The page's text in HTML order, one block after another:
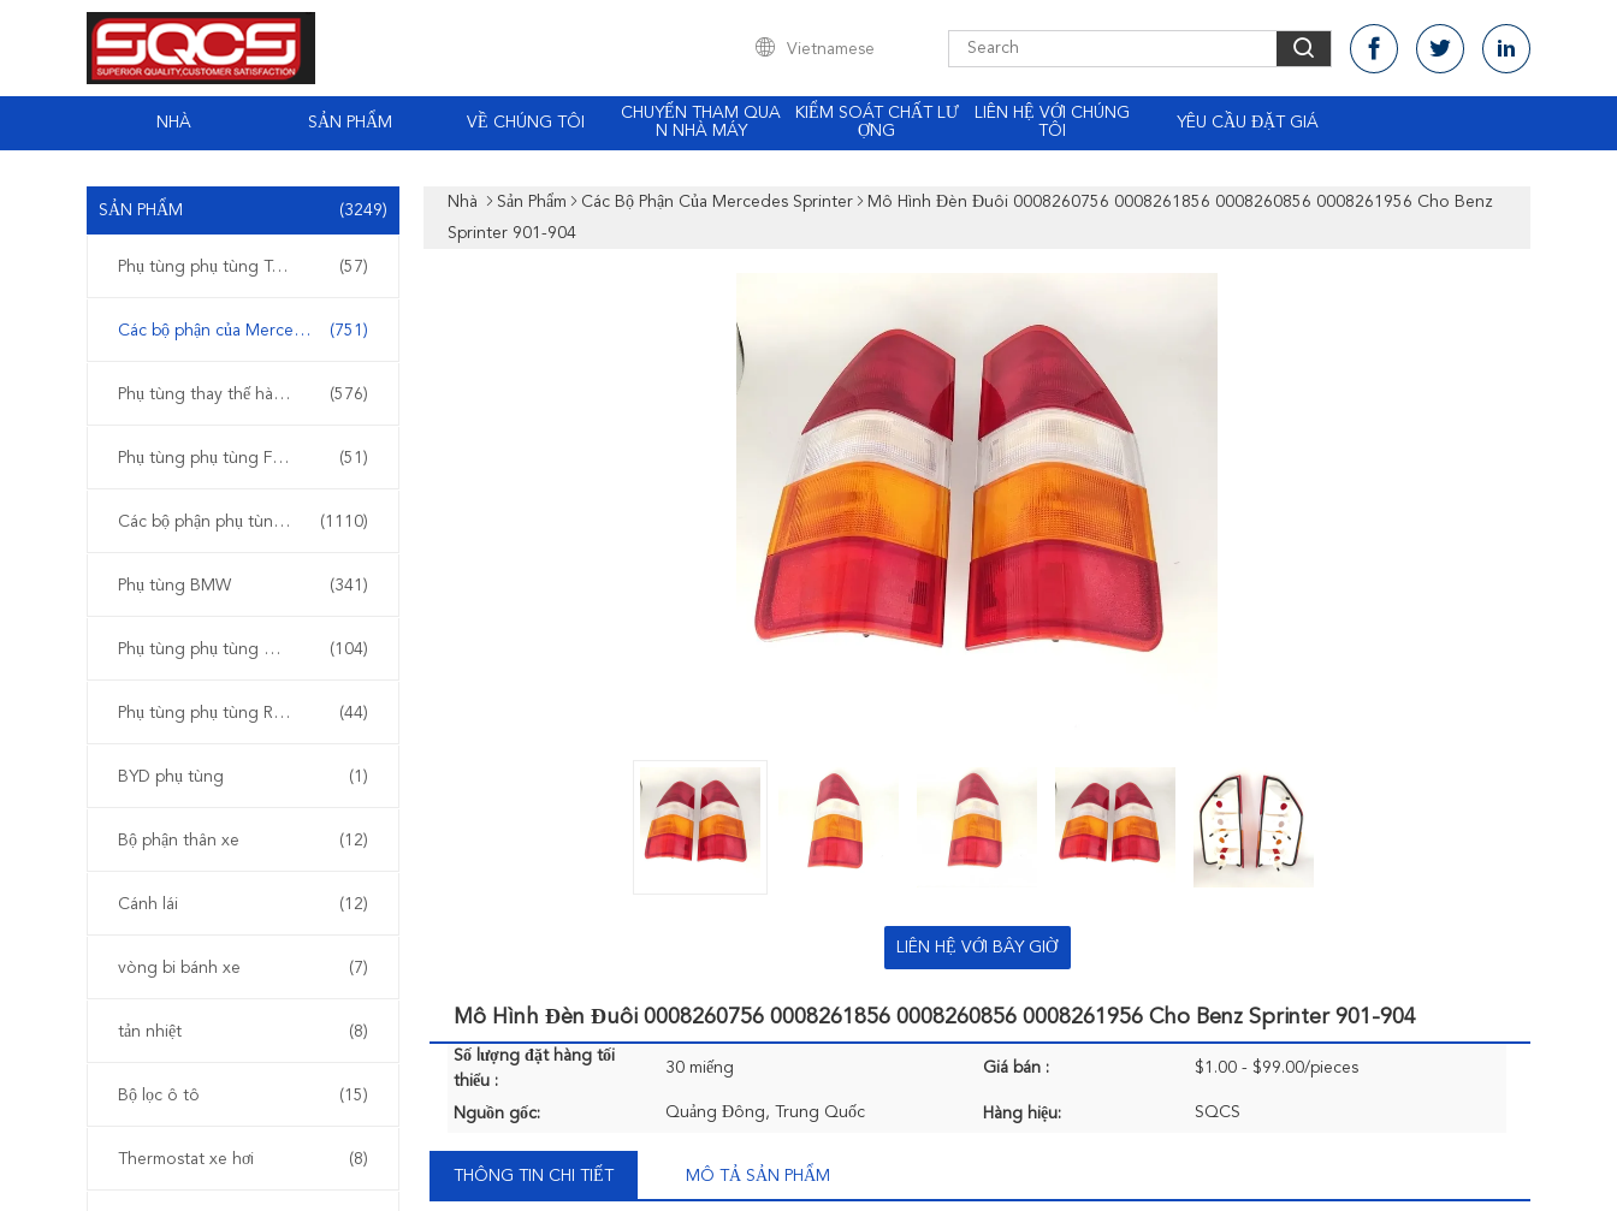
Vietnamese
NHÀ SẢN PHẨM VỀ CHÚNG TÔI
CHUYẾN THAM QUA
N NHÀ MÁY
KIỂM SOÁT CHẤT LƯ
ỢNG
LIÊN HỆ VỚI CHÚNG
TÔI
YÊU CẦU ĐẶT GIÁ
SẢN PHẨM (3249)
Phụ tùng phụ tùng Tesla (57)
Các bộ phận của Mercedes Sprinter (751)
Phụ tùng thay thế hàng ngày của Iveco (576)
Phụ tùng phụ tùng Ford Transit (51)
Các bộ phận phụ tùng Mercedes Benz (1110)
Phụ tùng BMW (341)
Phụ tùng phụ tùng Audi & Volkswagen (104)
Phụ tùng phụ tùng Renault (44)
BYD phụ tùng (1)
Bộ phận thân xe (12)
Cánh lái (12)
vòng bi bánh xe (7)
tản nhiệt (8)
Bộ lọc ô tô (15)
Thermostat xe hơi (8)
Nhà Sản Phẩm Các Bộ Phận Của Mercedes Sprinter
Mô Hình Đèn Đuôi 0008260756 0008261856 0008260856 0008261956 Cho Benz
Sprinter 901-904
LIÊN HỆ VỚI BÂY GIỜ
Mô Hình Đèn Đuôi 0008260756 0008261856 0008260856 0008261956 Cho Benz Sprinter 901-904
Số lượng đặt hàng tối
thiểu :
30 miếng Giá bán : $1.00 - $99.00/pieces
Nguồn gốc: Quảng Đông, Trung Quốc Hàng hiệu: SQCS
THÔNG TIN CHI TIẾT MÔ TẢ SẢN PHẨM